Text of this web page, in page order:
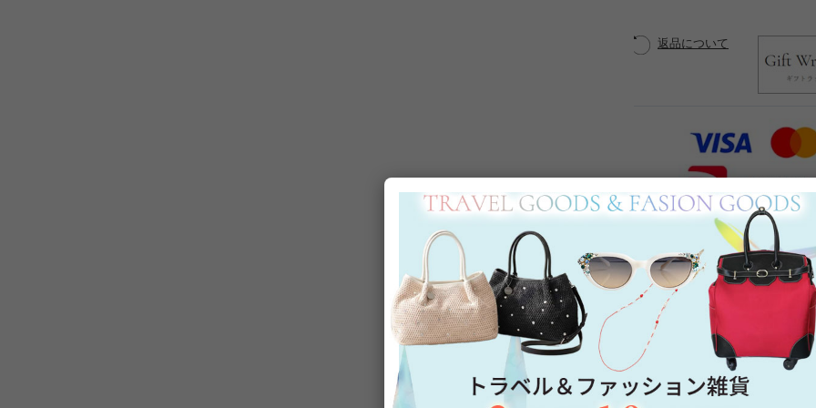
返品について